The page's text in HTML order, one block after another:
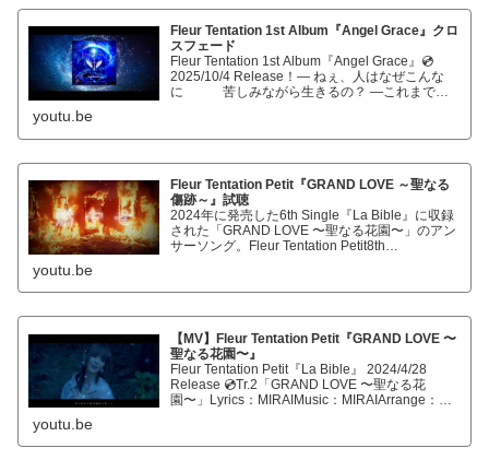
Fleur Tentation 1st Album『Angel Grace』クロ
スフェード
Fleur Tentation 1st Album『Angel Grace』💿
2025/10/4 Release！― ねぇ、人はなぜこんな
に 苦しみながら生きるの？ ―これまでの
youtu.be
Fleur Tentation Petit『GRAND LOVE ～聖なる
傷跡～』試聴
2024年に発売した6th Single『La Bible』に収録
された「GRAND LOVE 〜聖なる花園〜」のアン
サーソング。Fleur Tentation Petit8th
youtu.be
【MV】Fleur Tentation Petit『GRAND LOVE 〜
聖なる花園〜』
Fleur Tentation Petit『La Bible』 2024/4/28
Release 💿Tr.2「GRAND LOVE 〜聖なる花
園〜」Lyrics：MIRAIMusic：MIRAIArrange：
youtu.be